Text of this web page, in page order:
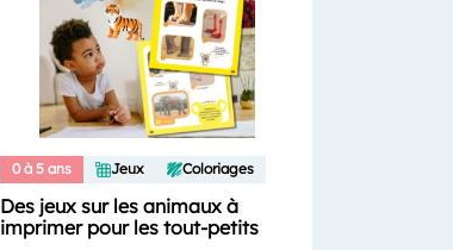
0 à 5 ans Jeux Coloriages
Des jeux sur les animaux à
imprimer pour les tout-petits